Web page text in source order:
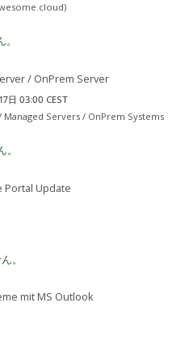
/ OnPrem Server
日 03:00 CEST
Managed Servers / OnPrem Systems
Portal Update
。
mit MS Outlook